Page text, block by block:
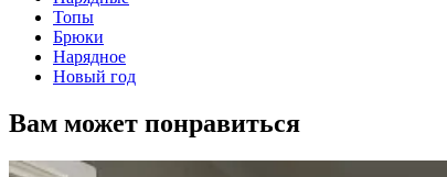
Топы
Брюки
Нарядное
Новый год
Вам может понравиться